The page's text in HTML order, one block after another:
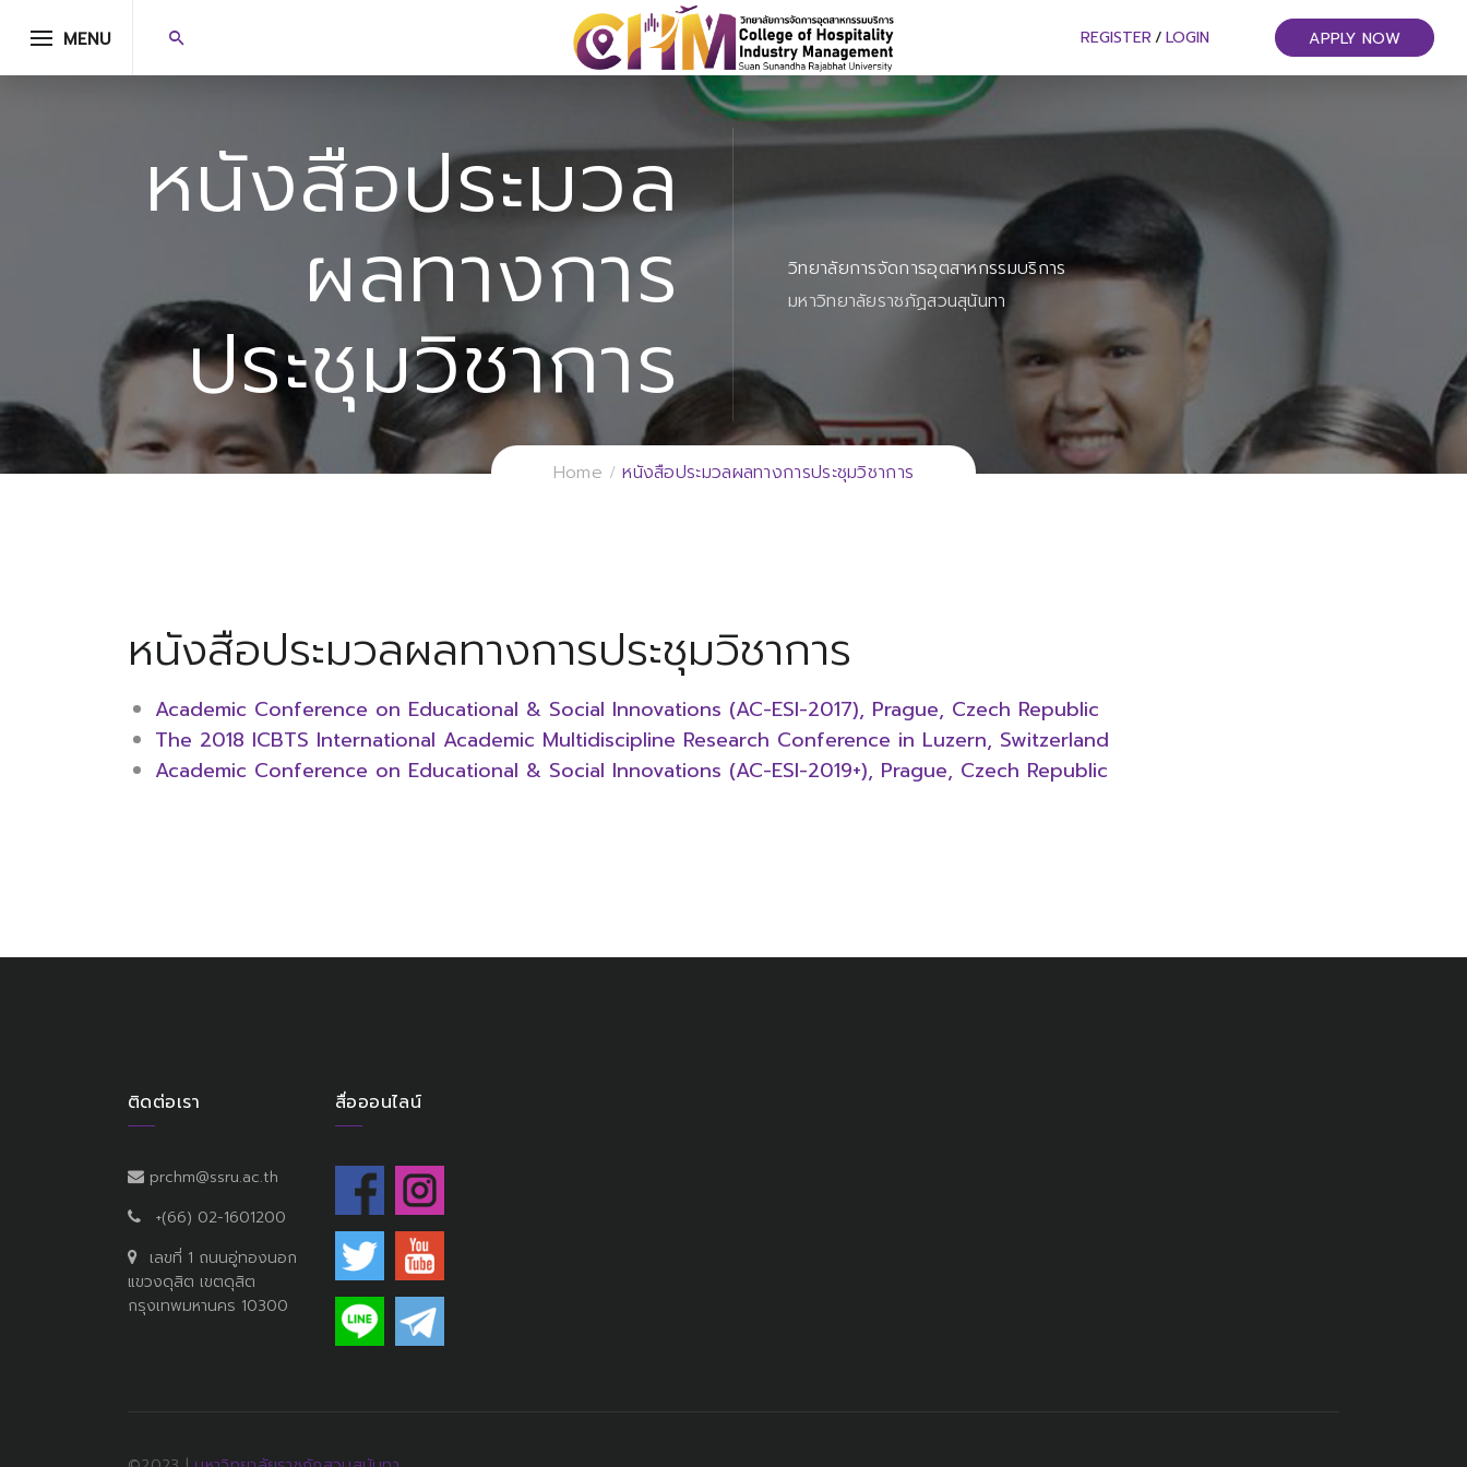
MENU REGISTER / LOGIN APPLY NOW
หนังสือประมวล
ผลทางการ
ประชุมวิชาการ
วิทยาลัยการจัดการอุตสาหกรรมบริการ
มหาวิทยาลัยราชภัฏสวนสุนันทา
Home หนังสือประมวลผลทางการประชุมวิชาการ
หนังสือประมวลผลทางการประชุมวิชาการ
Academic Conference on Educational & Social Innovations (AC-ESI-2017), Prague, Czech Republic
The 2018 ICBTS International Academic Multidiscipline Research Conference in Luzern, Switzerland
Academic Conference on Educational & Social Innovations (AC-ESI-2019+), Prague, Czech Republic
ติดต่อเรา
prchm@ssru.ac.th
+(66) 02-1601200
เลขที่ 1 ถนนอู่ทองนอก
แขวงดุสิต เขตดุสิต
กรุงเทพมหานคร 10300
สื่อออนไลน์